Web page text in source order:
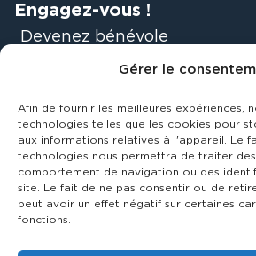
Gérer le
Afin de fournir les meilleures expériences,
technologies telles que les cookies pour
aux informations relatives à l'appareil. Le
technologies nous permettra de traiter
comportement de navigation ou des
site. Le fait de ne pas consentir ou de
peut avoir un effet négatif sur certaines
fonctions.
Engagez-vous !
Devenez bénévole
Soyez acteurs du
mouvement
Être accompagné
60 000 rebonds 2024 CGV